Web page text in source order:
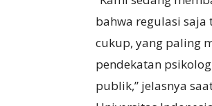
bahwa regulasi saja
cukup, yang paling
pendekatan
publik,” jelasnya